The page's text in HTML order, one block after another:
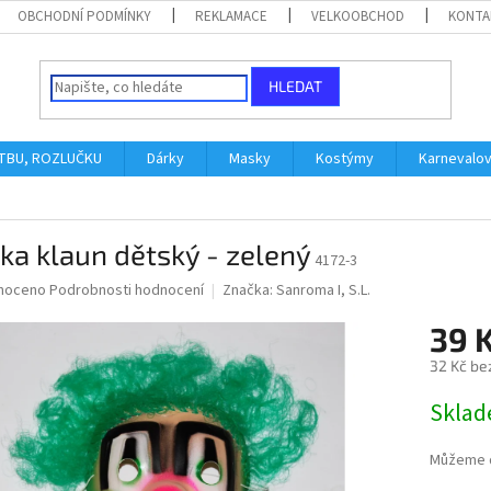
OBCHODNÍ PODMÍNKY REKLAMACE VELKOOBCHOD
HLEDAT
ROZLUČKU Dárky Masky Kostýmy
klaun dětský - zelený 4172-3
Podrobnosti hodnocení Značka: Sanroma I, S.L.
39
32 Kč
cena:
Můžeme